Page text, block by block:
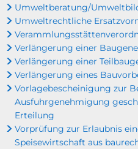
Umweltberatung/
Umweltrechtliche
Verlängerung einer
Verlängerung einer
Verlängerung eines
Vorlagebescheinigung zur
Ausfuhrgenehmigung
Erteilung
Vorprüfung zur Erlaubnis
Speisewirtschaft aus